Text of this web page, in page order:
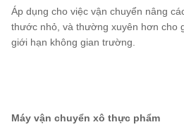
Áp dụng cho việc vận chuyển nâng
thước nhỏ, và thường xuyên hơn cho
giới hạn không gian trường.
Máy vận chuyển xô thực phẩm